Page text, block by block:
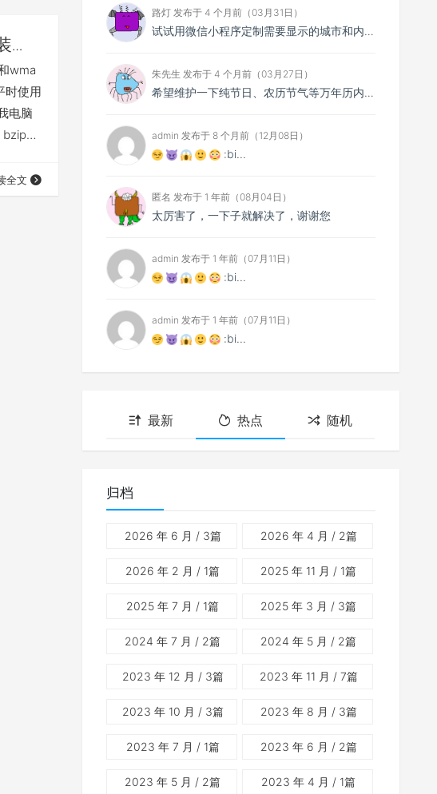
wma
时使用
电脑
全文
路灯 发布于 4 个月前（03月31日）
试试用微信小程序定制需要显示的城市和内容～
朱先生 发布于 4 个月前（03月27日）
希望维护一下纯节日、农历节气等万年历内容，最近几天不显示了，新版本又比较多干扰，谢谢大佬
admin 发布于 8 个月前（12月08日）
:bi...
匿名 发布于 1 年前（08月04日）
太厉害了，一下子就解决了，谢谢您
admin 发布于 1 年前（07月11日）
:bi...
admin 发布于 1 年前（07月11日）
:bi...
最新 热点 随机
归档
2026 年 6 月 / 3篇 2026 年 4 月 / 2篇
2026 年 2 月 / 1篇 2025 年 11 月 / 1篇
2025 年 7 月 / 1篇 2025 年 3 月 / 3篇
2024 年 7 月 / 2篇 2024 年 5 月 / 2篇
2023 年 12 月 / 3篇 2023 年 11 月 / 7篇
2023 年 10 月 / 3篇 2023 年 8 月 / 3篇
2023 年 7 月 / 1篇 2023 年 6 月 / 2篇
2023 年 5 月 / 2篇 2023 年 4 月 / 1篇